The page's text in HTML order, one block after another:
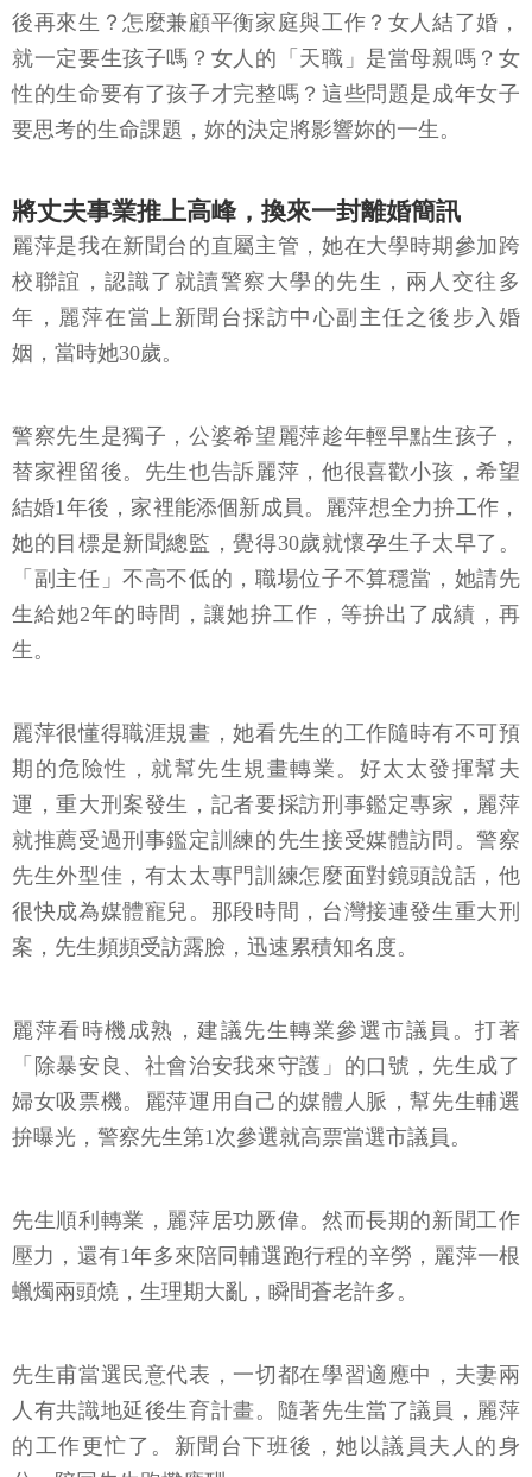
後再來生？怎麼兼顧平衡家庭與工作？女人結了婚，
就一定要生孩子嗎？女人的「天職」是當母親嗎？女
性的生命要有了孩子才完整嗎？這些問題是成年女子
要思考的生命課題，妳的決定將影響妳的一生。
將丈夫事業推上高峰，換來一封離婚簡訊
麗萍是我在新聞台的直屬主管，她在大學時期參加跨
校聯誼，認識了就讀警察大學的先生，兩人交往多
年，麗萍在當上新聞台採訪中心副主任之後步入婚
姻，當時她30歲。
警察先生是獨子，公婆希望麗萍趁年輕早點生孩子，
替家裡留後。先生也告訴麗萍，他很喜歡小孩，希望
結婚1年後，家裡能添個新成員。麗萍想全力拚工作，
她的目標是新聞總監，覺得30歲就懷孕生子太早了。
「副主任」不高不低的，職場位子不算穩當，她請先
生給她2年的時間，讓她拚工作，等拚出了成績，再
生。
麗萍很懂得職涯規畫，她看先生的工作隨時有不可預
期的危險性，就幫先生規畫轉業。好太太發揮幫夫
運，重大刑案發生，記者要採訪刑事鑑定專家，麗萍
就推薦受過刑事鑑定訓練的先生接受媒體訪問。警察
先生外型佳，有太太專門訓練怎麼面對鏡頭說話，他
很快成為媒體寵兒。那段時間，台灣接連發生重大刑
案，先生頻頻受訪露臉，迅速累積知名度。
麗萍看時機成熟，建議先生轉業參選市議員。打著
「除暴安良、社會治安我來守護」的口號，先生成了
婦女吸票機。麗萍運用自己的媒體人脈，幫先生輔選
拚曝光，警察先生第1次參選就高票當選市議員。
先生順利轉業，麗萍居功厥偉。然而長期的新聞工作
壓力，還有1年多來陪同輔選跑行程的辛勞，麗萍一根
蠟燭兩頭燒，生理期大亂，瞬間蒼老許多。
先生甫當選民意代表，一切都在學習適應中，夫妻兩
人有共識地延後生育計畫。隨著先生當了議員，麗萍
的工作更忙了。新聞台下班後，她以議員夫人的身